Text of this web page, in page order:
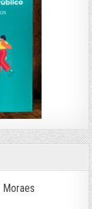
Moraes